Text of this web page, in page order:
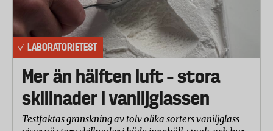
LABORATORIETEST
Mer än hälften luft – stora
skillnader i vaniljglassen
Testfaktas granskning av tolv olika sorters vaniljglass